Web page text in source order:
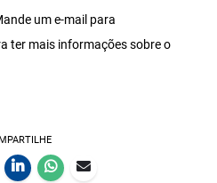
um e-mail para
ter mais informações sobre o